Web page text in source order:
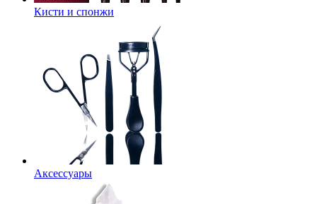
Кисти и спонжи
Аксессуары